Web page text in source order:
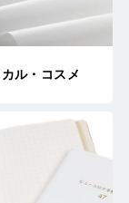
ル・コスメ